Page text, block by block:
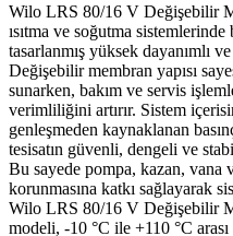
Wilo LRS 80/16 V Değişebilir
ısıtma ve soğutma
tasarlanmış yüksek dayanımlı
Değişebilir membran yapısı
sunarken, bakım ve servis
verimliliğini artırır. Sistem
genleşmeden kaynaklanan
tesisatın güvenli, dengeli ve
Bu sayede pompa, kazan, vana
korunmasına katkı sağlayarak
Wilo LRS 80/16 V Değişebilir
modeli, -10 °C ile +110 °C arası